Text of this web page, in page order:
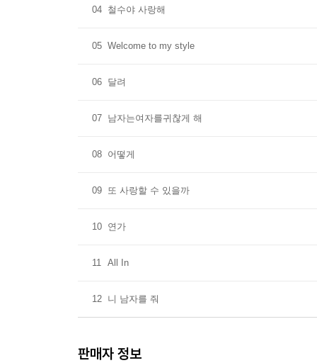
04 철수야 사랑해
05 Welcome to my style
06 달려
07 남자는여자를귀찮게 해
08 어떻게
09 또 사랑할 수 있을까
10 연가
11 All In
12 니 남자를 줘
판매자 정보